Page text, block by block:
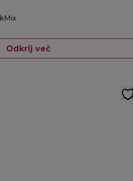
Odkrij več